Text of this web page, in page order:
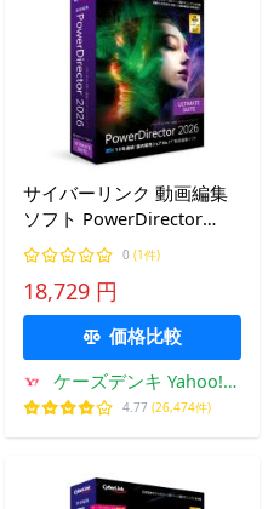
サイバーリンク 動画編集
ソフト PowerDirector
2026 Ultimate Suite 通常
版
0 (1件)
18,729 円
価格比較
ケーズデンキ Yahoo!シ
ョップ
4.77 (26,474件)